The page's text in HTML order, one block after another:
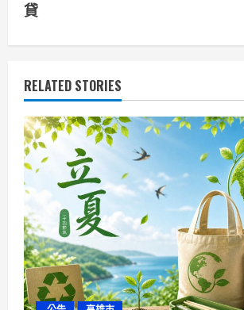
i
n
u
e
R
e
a
d
貸
RELATED STORIES